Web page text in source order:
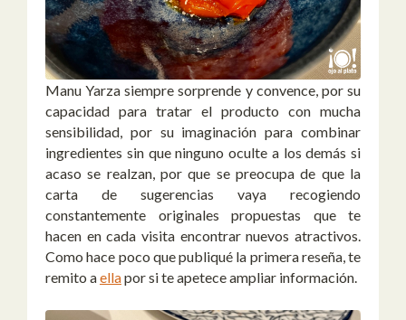
Manu Yarza siempre sorprende y convence, por su
capacidad para tratar el producto con mucha
sensibilidad, por su imaginación para combinar
ingredientes sin que ninguno oculte a los demás si
acaso se realzan, por que se preocupa de que la
carta de sugerencias vaya recogiendo
constantemente originales propuestas que te
hacen en cada visita encontrar nuevos atractivos.
Como hace poco que publiqué la primera reseña, te
remito aellapor si te apetece ampliar información.